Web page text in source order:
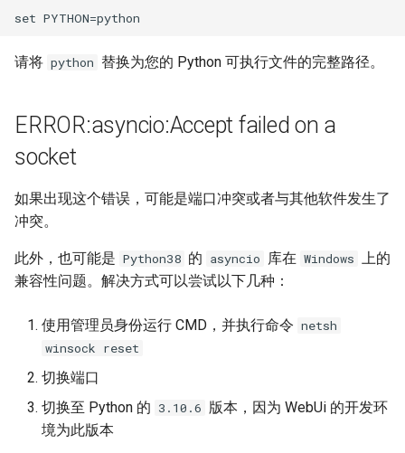
请将 python 替换为您的 Python 可执行文件的完整路径。
ERROR:asyncio:Accept failed on a
socket
如果出现这个错误，可能是端口冲突或者与其他软件发生了
冲突。
此外，也可能是 Python38 的 asyncio 库在 Windows 上的
兼容性问题。解决方式可以尝试以下几种：
使用管理员身份运行 CMD，并执行命令 netsh
winsock reset
切换端口
切换至 Python 的 3.10.6 版本，因为 WebUi 的开发环
境为此版本